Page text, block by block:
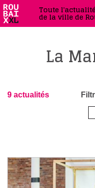
Toute l'actualité
de la ville de
La
9 actualités